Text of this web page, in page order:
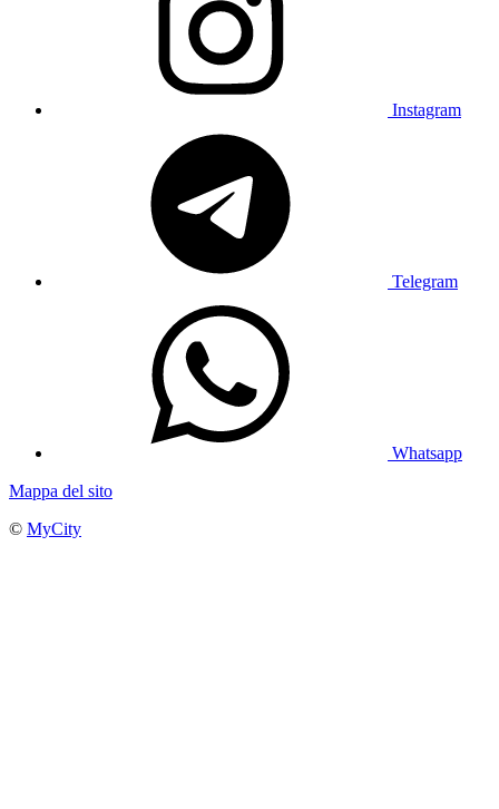
Instagram
Telegram
Whatsapp
Mappa del sito
© MyCity